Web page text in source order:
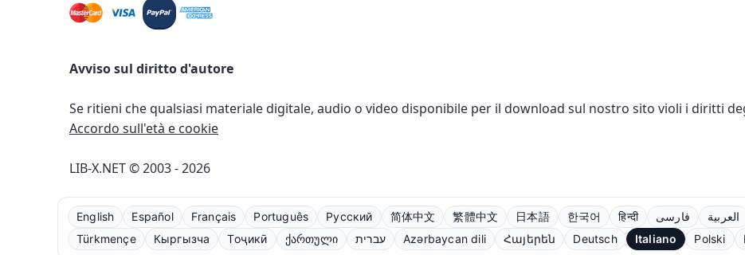
Avviso sul diritto d'autore
Se ritieni che qualsiasi materiale digitale, audio o video disponibile per il download sul nostro sito violi i diritti
Accordo sull'età e cookie
LIB-X.NET © 2003 - 2026
English Español Français Português Русский 简体中文 繁體中文 日本語 한국어 हिन्दी فارسی العربية
Türkmençe
Кыргызча Тоҷикӣ ქართული עברית Azərbaycan dili Հայերեն Deutsch Italiano Polski